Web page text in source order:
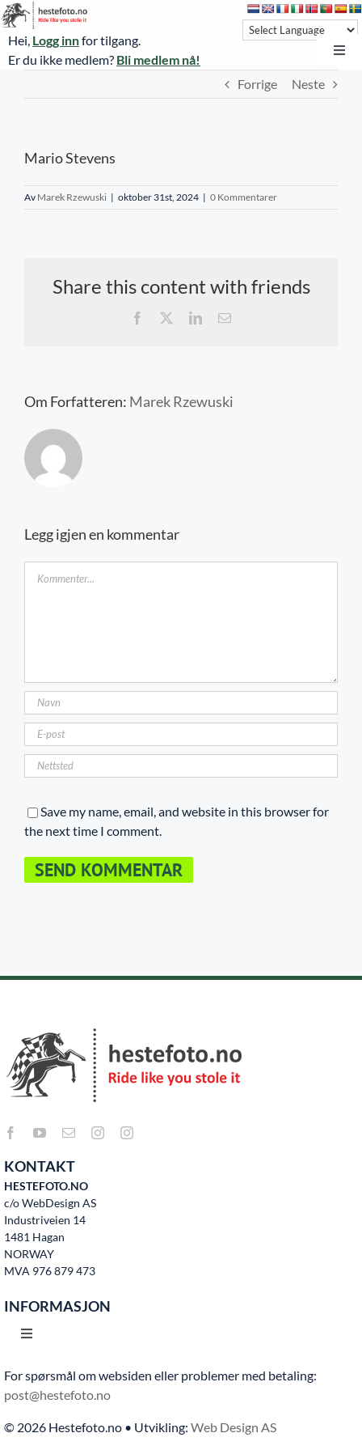
Skip
to
content
Hei, Logg innfor tilgang.
Er du ikke medlem? Bli medlem nå!
Øvrevoll treningsdager
NoARK
Forrige Neste
Mario Stevens
Av Marek Rzewuski | oktober 31st, 2024 | 0 Kommentarer
Share this content with friends
Facebook LinkedIn
E-
Om Forfatteren: Marek Rzewuski
Legg igjen en kommentar
Save my name, email, and website in this browser for
the next time I comment.
KONTAKT
HESTEFOTO.NO
c/o WebDesign AS
Industriveien 14
1481 Hagan
NORWAY
MVA 976 879 473
INFORMASJON
Toggle
Hjem
Bruksvilkår
For spørsmål om websiden eller problemer med betaling:
post@hestefoto.no
© 2026 Hestefoto.no • Utvikling: Web Design AS